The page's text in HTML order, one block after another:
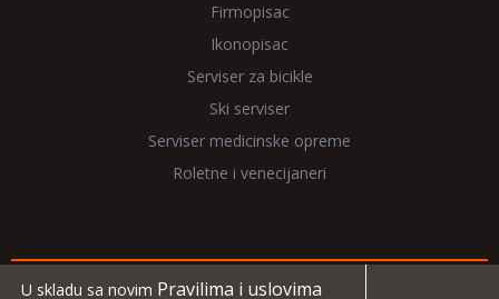
Firmopisac
Ikonopisac
Serviser za bicikle
Ski serviser
Serviser medicinske opreme
Roletne i venecijaneri
U skladu sa novim Pravilima i uslovima